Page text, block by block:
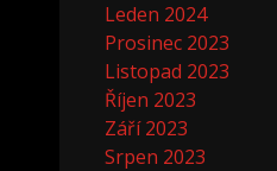
Leden 2024
Prosinec 2023
Listopad 2023
Říjen 2023
Září 2023
Srpen 2023